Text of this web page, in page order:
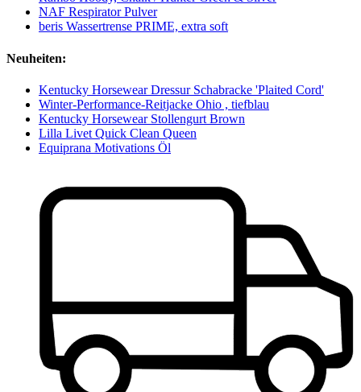
NAF Respirator Pulver
beris Wassertrense PRIME, extra soft
Neuheiten:
Kentucky Horsewear Dressur Schabracke 'Plaited Cord'
Winter-Performance-Reitjacke Ohio , tiefblau
Kentucky Horsewear Stollengurt Brown
Lilla Livet Quick Clean Queen
Equiprana Motivations Öl